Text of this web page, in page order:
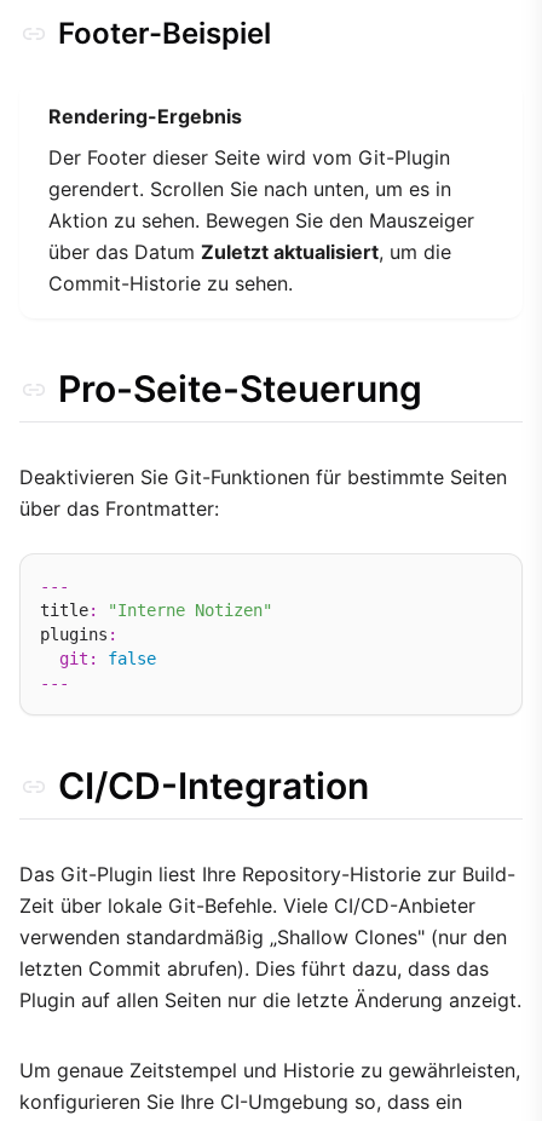
Footer-Beispiel
Rendering-Ergebnis
Der Footer dieser Seite wird vom Git-Plugin
gerendert. Scrollen Sie nach unten, um es in
Aktion zu sehen. Bewegen Sie den Mauszeiger
über das Datum Zuletzt aktualisiert, um die
Commit-Historie zu sehen.
Pro-Seite-Steuerung
Deaktivieren Sie Git-Funktionen für bestimmte Seiten
über das Frontmatter:
---
title:
"Interne Notizen"
plugins :
git :
false
---
CI/CD-Integration
Das Git-Plugin liest Ihre Repository-Historie zur Build-
Zeit über lokale Git-Befehle. Viele CI/CD-Anbieter
verwenden standardmäßig „Shallow Clones" (nur den
letzten Commit abrufen). Dies führt dazu, dass das
Plugin auf allen Seiten nur die letzte Änderung anzeigt.
Um genaue Zeitstempel und Historie zu gewährleisten,
konfigurieren Sie Ihre CI-Umgebung so, dass ein